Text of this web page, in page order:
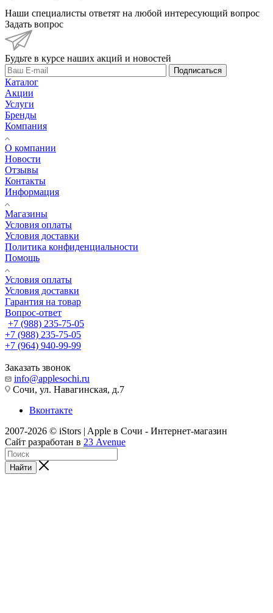
Наши специалисты ответят на любой интересующий вопрос
Задать вопрос
Будьте в курсе наших акций и новостей
Подписаться
Каталог
Акции
Услуги
Бренды
Компания
О компании
Новости
Отзывы
Контакты
Информация
Магазины
Условия оплаты
Условия доставки
Политика конфиденциальности
Помощь
Условия оплаты
Условия доставки
Гарантия на товар
Вопрос-ответ
+7 (988) 235-75-05
+7 (988) 235-75-05
+7 (964) 940-99-99
Заказать звонок
info@applesochi.ru
Сочи, ул. Навагинская, д.7
Вконтакте
2007-2026 © iStors | Apple в Сочи - Интернет-магазин
Сайт разработан в 23 Avenue
Найти